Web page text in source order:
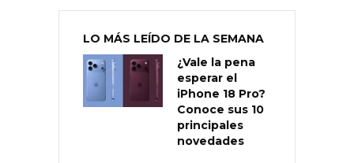
LO MÁS LEÍDO DE LA SEMANA
¿Vale la pena
esperar el
iPhone 18 Pro?
Conoce sus 10
principales
novedades